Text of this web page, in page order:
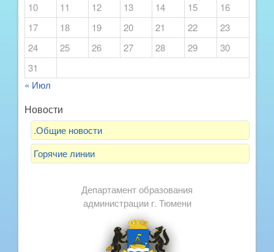
10
11 12 13 14 15
16
17
18 19 20 21 22
23
24
25 26 27 28 29
30
31
« Июл
Новости
.Общие новости
Горячие линии
Департамент образования
администрации г. Тюмени